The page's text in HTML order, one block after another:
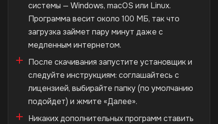
системы — Windows, macOS или Linux.
Программа весит около 100 МБ, так что
загрузка займет пару минут даже с
медленным интернетом.
После скачивания запустите установщик и
следуйте инструкциям: соглашайтесь с
лицензией, выбирайте папку (по умолчанию
подойдет) и жмите «Далее».
Никаких дополнительных программ ставить